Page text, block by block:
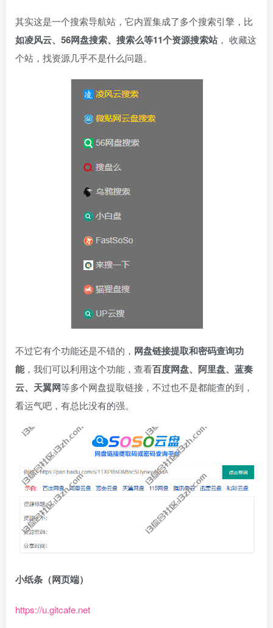
其实这是一个搜索导航站，它内置集成了多个搜索引擎，比
如凌风云、56网盘搜索、搜索么等11个资源搜索站， 收藏这
个站，找资源几乎不是什么问题。
不过它有个功能还是不错的， 网盘链接提取和密码查询功
能，我们可以利用这个功能，查看百度网盘、阿里盘、蓝奏
云、天翼网等多个网盘提取链接，不过也不是都能查的到，
看运气吧，有总比没有的强。
小纸条（网页端）
https://u.gitcafe.net